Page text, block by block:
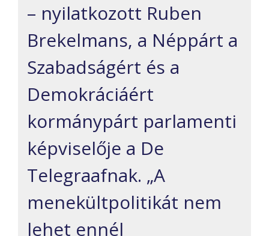
– nyilatkozott Ruben
Brekelmans, a Néppárt a
Szabadságért és a
Demokráciáért
kormánypárt parlamenti
képviselője a De
Telegraafnak. „A
menekültpolitikát nem
lehet ennél